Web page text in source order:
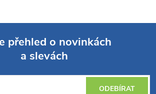
přehled o novinkách
a slevách
ODEBÍRAT